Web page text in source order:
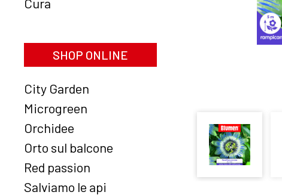
SHOP ONLINE
City Garden
Microgreen
Orchidee
Orto sul balcone
Red passion
Salviamo le api